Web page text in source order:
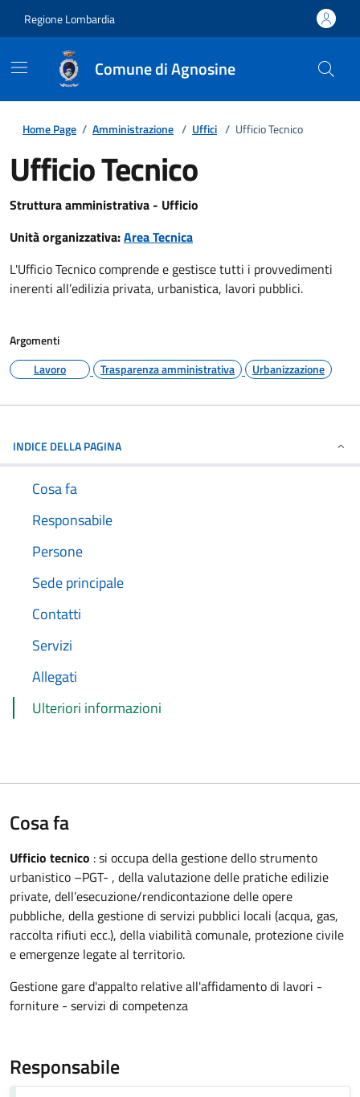
Regione Lombardia
Comune di Agnosine
Home Page / Amministrazione / Uffici / Ufficio Tecnico
Ufficio Tecnico
Struttura amministrativa - Ufficio
Unità organizzativa:Area Tecnica
L'Ufficio Tecnico comprende e gestisce tutti i provvedimenti
inerenti all’edilizia privata, urbanistica, lavori pubblici.
Argomenti
Lavoro
Trasparenza amministrativa Urbanizzazione
INDICE DELLA PAGINA
Cosa fa
Responsabile
Persone
Sede principale
Contatti
Servizi
Allegati
Ulteriori informazioni
Cosa fa
Ufficio tecnico : si occupa della gestione dello strumento
urbanistico –PGT- , della valutazione delle pratiche edilizie
private, dell’esecuzione/rendicontazione delle opere
pubbliche, della gestione di servizi pubblici locali (acqua, gas,
raccolta rifiuti ecc.), della viabilità comunale, protezione civile
e emergenze legate al territorio.
Gestione gare d'appalto relative all'affidamento di lavori -
forniture - servizi di competenza
Responsabile